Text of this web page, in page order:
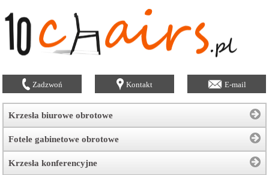
Zadzwoń Kontakt E-mail
Krzesła biurowe obrotowe
Fotele gabinetowe obrotowe
Krzesła konferencyjne